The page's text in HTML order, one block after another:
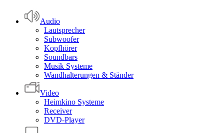
Audio
Lautsprecher
Subwoofer
Kopfhörer
Soundbars
Musik Systeme
Wandhalterungen & Ständer
Video
Heimkino Systeme
Receiver
DVD-Player